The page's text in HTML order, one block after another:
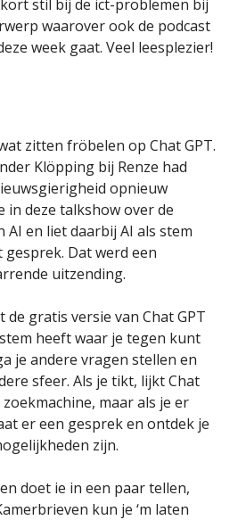
stil bij de ict-problemen bij
waarover ook de podcast
week gaat. Veel leesplezier!
zitten fröbelen op Chat GPT.
Klöpping bij Renze had
opnieuw
in deze talkshow over de
en liet daarbij AI als stem
Dat werd een
uitzending.
de gratis versie van Chat GPT
heeft waar je tegen kunt
je andere vragen stellen en
sfeer. Als je tikt, lijkt Chat
maar als je er
er een gesprek en ontdek je
zijn.
doet ie in een paar tellen,
kun je ‘m laten